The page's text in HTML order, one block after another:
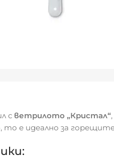
с ветрилото „Кристал“
то е идеално за